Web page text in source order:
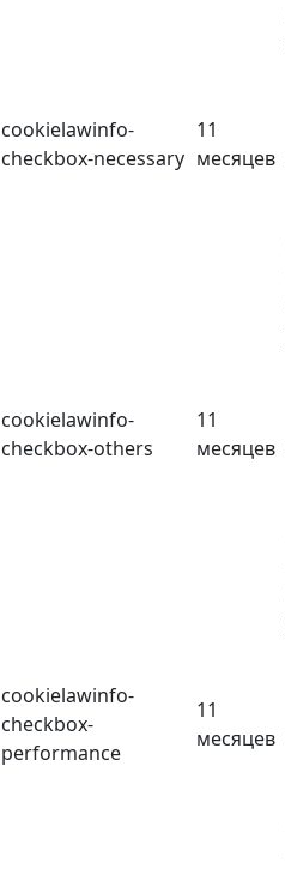
cookielawinfo-
checkbox-necessary
11
месяцев
cookielawinfo-
checkbox-others
11
месяцев
cookielawinfo-
checkbox-
performance
11
месяцев